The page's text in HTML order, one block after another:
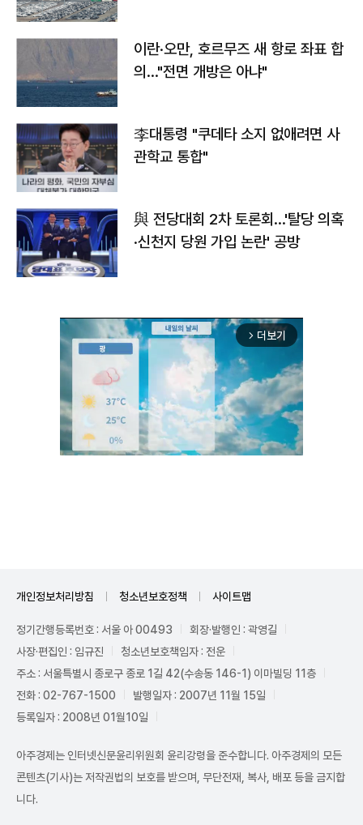
이란·오만, 호르무즈 새 항로 좌표 합
의…"전면 개방은 아냐"
李대통령 "쿠데타 소지 없애려면 사
관학교 통합"
與 전당대회 2차 토론회…'탈당 의혹
·신천지 당원 가입 논란' 공방
arrow_forward_ios 더보기
개인정보처리방침 청소년보호정책 사이트맵
정기간행등록번호 : 서울 아 00493
회장·발행인 : 곽영길
사장·편집인 : 임규진
청소년보호책임자 : 전운
주소 : 서울특별시 종로구 종로 1길 42(수송동 146-1) 이마빌딩 11층
전화 : 02-767-1500
발행일자 : 2007년 11월 15일
등록일자 : 2008년 01월10일
아주경제는 인터넷신문윤리위원회 윤리강령을 준수합니다. 아주경제의 모든
콘텐츠(기사)는 저작권법의 보호를 받으며, 무단전재, 복사, 배포 등을 금지합
니다.